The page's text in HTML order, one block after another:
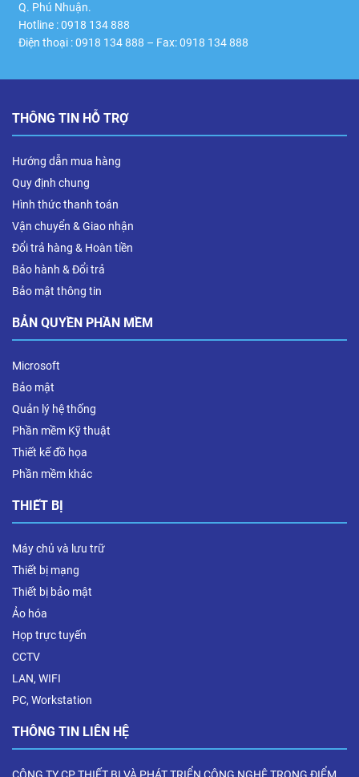
Q. Phú Nhuận.
Hotline : 0918 134 888
Điện thoại : 0918 134 888 – Fax: 0918 134 888
THÔNG TIN HỖ TRỢ
Hướng dẫn mua hàng
Quy định chung
Hình thức thanh toán
Vận chuyển & Giao nhận
Đổi trả hàng & Hoàn tiền
Bảo hành & Đổi trả
Bảo mật thông tin
BẢN QUYỀN PHẦN MỀM
Microsoft
Bảo mật
Quản lý hệ thống
Phần mềm Kỹ thuật
Thiết kế đồ họa
Phần mềm khác
THIẾT BỊ
Máy chủ và lưu trữ
Thiết bị mạng
Thiết bị bảo mật
Ảo hóa
Họp trực tuyến
CCTV
LAN, WIFI
PC, Workstation
THÔNG TIN LIÊN HỆ